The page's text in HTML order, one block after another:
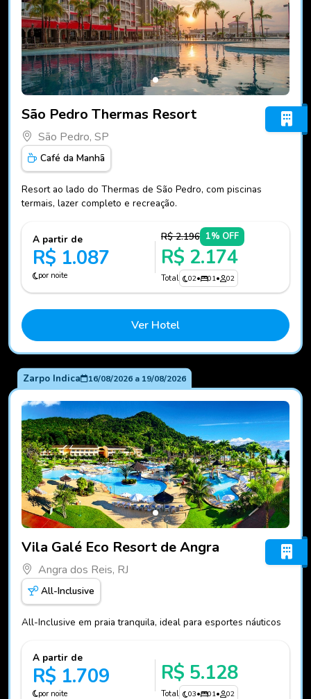
São Pedro Thermas Resort
São Pedro, SP
Café da Manhã
Resort ao lado do Thermas de São Pedro, com piscinas
termais, lazer completo e recreação.
A partir de
R$ 1.087
por noite
R$ 2.196 1% OFF
R$ 2.174
Total 02• 01• 02
Ver Hotel
Zarpo Indica 16/08/2026a 19/08/2026
Vila Galé Eco Resort de Angra
Angra dos Reis, RJ
All-Inclusive
All-Inclusive em praia tranquila, ideal para esportes náuticos
A partir de
R$ 1.709
por noite
R$ 5.128
Total 03• 01• 02